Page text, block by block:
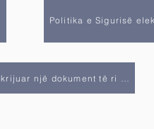
Politika e Sigurisë